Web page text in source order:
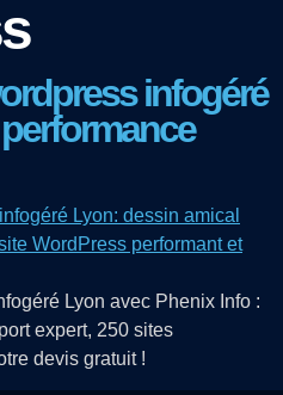
infogéré
Lyon avec Phenix Info :
expert, 250 sites
devis gratuit !